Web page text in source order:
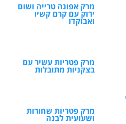
מרק אפונה טרייה ושום
ירוק עם קרם קשיו
ואבוקדו
מרק פטריות עשיר עם
בצקניות מתובלות
מרק פטריות שחורות
ושעועית לבנה